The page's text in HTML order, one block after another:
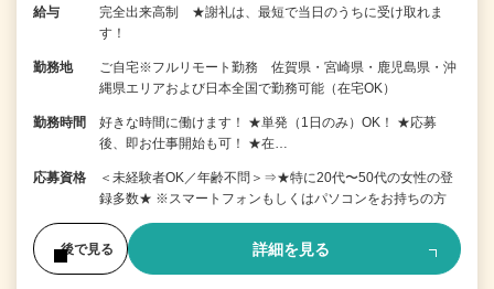
給与
完全出来高制 ★謝礼は、最短で当日のうちに受け取れま
す！
勤務地
ご自宅※フルリモート勤務 佐賀県・宮崎県・鹿児島県・沖
縄県エリアおよび日本全国で勤務可能（在宅OK）
勤務時間
好きな時間に働けます！ ★単発（1日のみ）OK！ ★応募
後、即お仕事開始も可！ ★在…
応募資格
＜未経験者OK／年齢不問＞⇒★特に20代〜50代の女性の登
録多数★ ※スマートフォンもしくはパソコンをお持ちの方
後で見る 詳細を見る